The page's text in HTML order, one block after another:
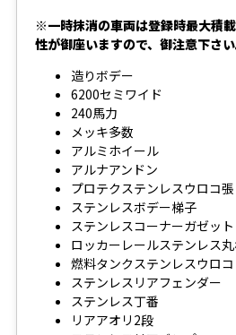
※一時抹消の車両は登録時最大積
性が御座いますので、御注意下さ
造りボデー
6200セミワイド
240馬力
メッキ多数
アルミホイール
アルナアンドン
プロテクステンレスウロコ張
ステンレスボデー梯子
ステンレスコーナーガゼット
ロッカーレールステンレス
燃料タンクステンレスウ
ステンレスリアフェンダー
ステンレス丁番
リアアオリ2段